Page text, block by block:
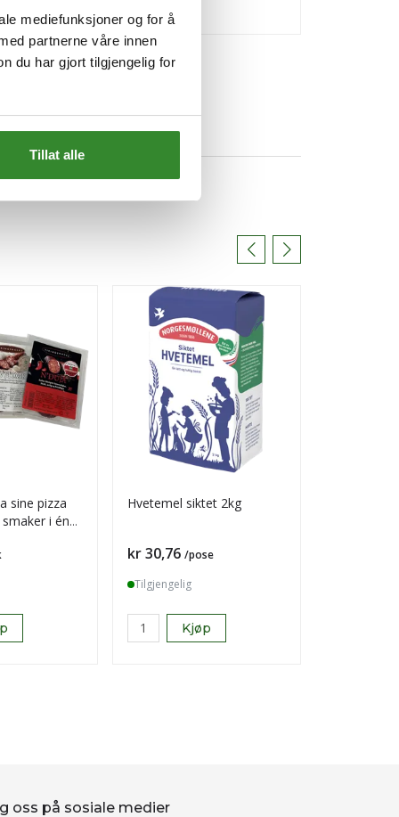
mediefunksjoner og for å
partnerne våre innen
du har gjort tilgjengelig for
Tillat alle
sine pizza
i én
Hvetemel siktet 2kg
Pris
kr 30,76 /pose
Tilgjengelig
Kjøp
oss på sosiale medier